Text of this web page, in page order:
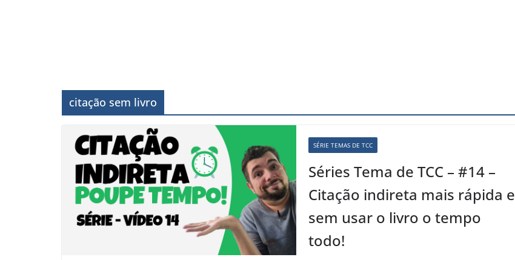
citação sem livro
SÉRIE TEMAS DE TCC
Séries Tema de TCC – #14 –
Citação indireta mais rápida e
sem usar o livro o tempo
todo!